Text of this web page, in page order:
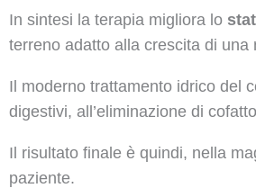
In sintesi la terapia migliora lo
terreno adatto alla crescita di una
Il moderno trattamento idrico del
digestivi, all’eliminazione di
Il risultato finale è quindi, nella
paziente.